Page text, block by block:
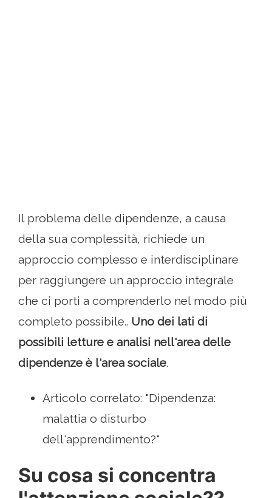
Il problema delle dipendenze, a causa
della sua complessità, richiede un
approccio complesso e interdisciplinare
per raggiungere un approccio integrale
che ci porti a comprenderlo nel modo più
completo possibile.. Uno dei lati di
possibili letture e analisi nell'area delle
dipendenze è l'area sociale.
Articolo correlato: "Dipendenza:
malattia o disturbo
dell'apprendimento?"
Su cosa si concentra